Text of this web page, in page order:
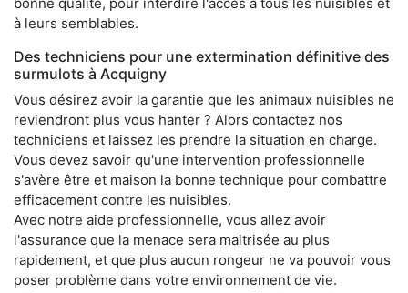
à leurs semblables.
Des techniciens pour une extermination définitive des
surmulots à Acquigny
Vous désirez avoir la garantie que les animaux nuisibles ne
reviendront plus vous hanter ? Alors contactez nos
techniciens et laissez les prendre la situation en charge.
Vous devez savoir qu'une intervention professionnelle
s'avère être et maison la bonne technique pour combattre
efficacement contre les nuisibles.
Avec notre aide professionnelle, vous allez avoir
l'assurance que la menace sera maitrisée au plus
rapidement, et que plus aucun rongeur ne va pouvoir vous
poser problème dans votre environnement de vie.